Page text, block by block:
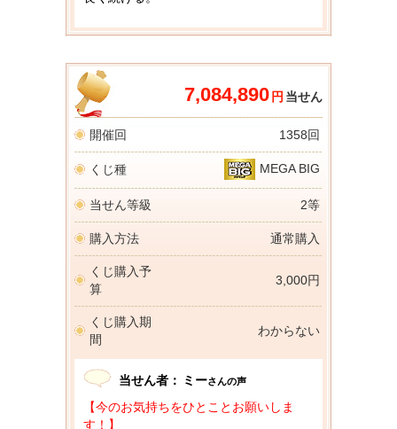
7,084,890 円 当せん
開催回 1358回
くじ種 MEGA BIG
当せん等級 2等
購入方法 通常購入
くじ購入予
算
3,000円
くじ購入期
間
わからない
当せん者： ミーさんの声
【今のお気持ちをひとことお願いしま
す！】